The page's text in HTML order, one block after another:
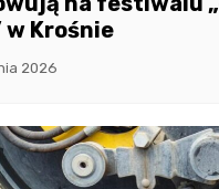
w Krośnie
2026